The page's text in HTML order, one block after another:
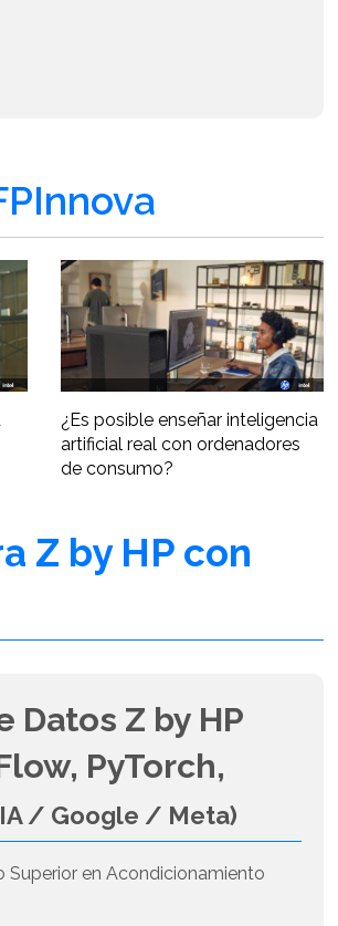
¿Es posible enseñar inteligencia
artificial real con ordenadores
de consumo?
Z by HP con
Datos Z by HP
PyTorch,
/ Google / Meta)
Superior en Acondicionamiento